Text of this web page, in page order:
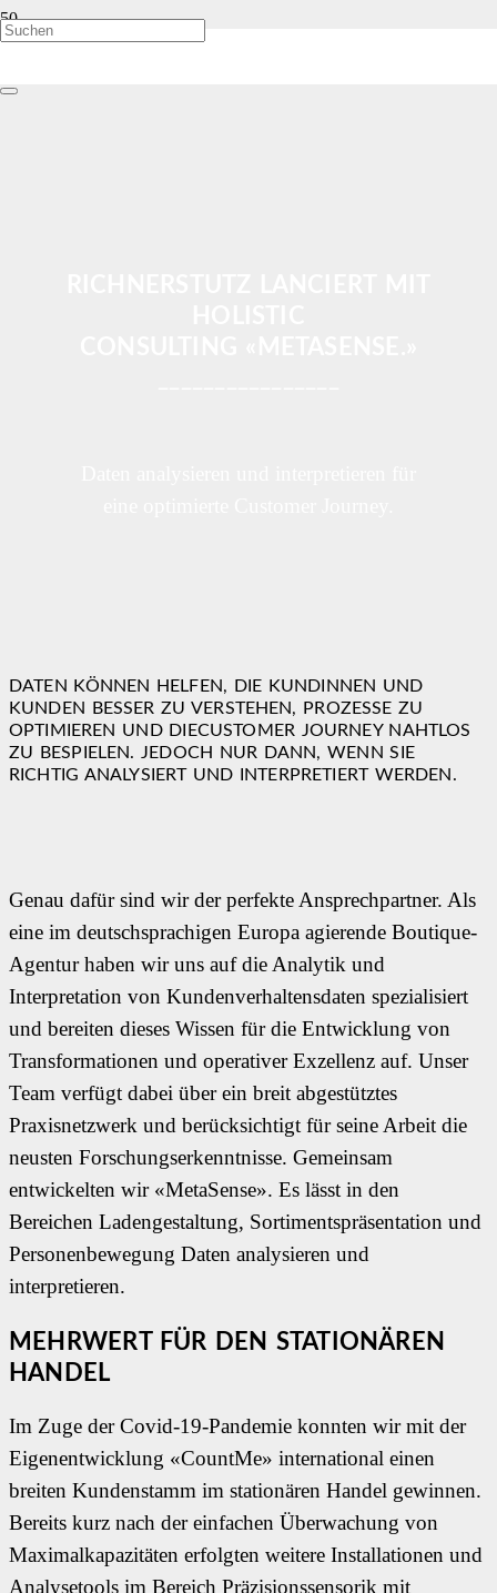
DATEN KÖNNEN HELFEN, DIE KUNDINNEN UND
KUNDEN BESSER ZU VERSTEHEN, PROZESSE ZU
OPTIMIEREN UND DIECUSTOMER JOURNEY NAHTLOS
ZU BESPIELEN. JEDOCH NUR DANN, WENN SIE
RICHTIG ANALYSIERT UND INTERPRETIERT WERDEN.
Genau dafür sind wir der perfekte Ansprechpartner. Als
eine im deutschsprachigen Europa agierende Boutique-
Agentur haben wir uns auf die Analytik und
Interpretation von Kundenverhaltensdaten spezialisiert
und bereiten dieses Wissen für die Entwicklung von
Transformationen und operativer Exzellenz auf. Unser
Team verfügt dabei über ein breit abgestütztes
Praxisnetzwerk und berücksichtigt für seine Arbeit die
neusten Forschungserkenntnisse. Gemeinsam
entwickelten wir «MetaSense». Es lässt in den
Bereichen Ladengestaltung, Sortimentspräsentation und
Personenbewegung Daten analysieren und
interpretieren.
MEHRWERT FÜR DEN STATIONÄREN
HANDEL
Im Zuge der Covid-19-Pandemie konnten wir mit der
Eigenentwicklung «CountMe» international einen
breiten Kundenstamm im stationären Handel gewinnen.
Bereits kurz nach der einfachen Überwachung von
Maximalkapazitäten erfolgten weitere Installationen und
Analysetools im Bereich Präzisionssensorik mit